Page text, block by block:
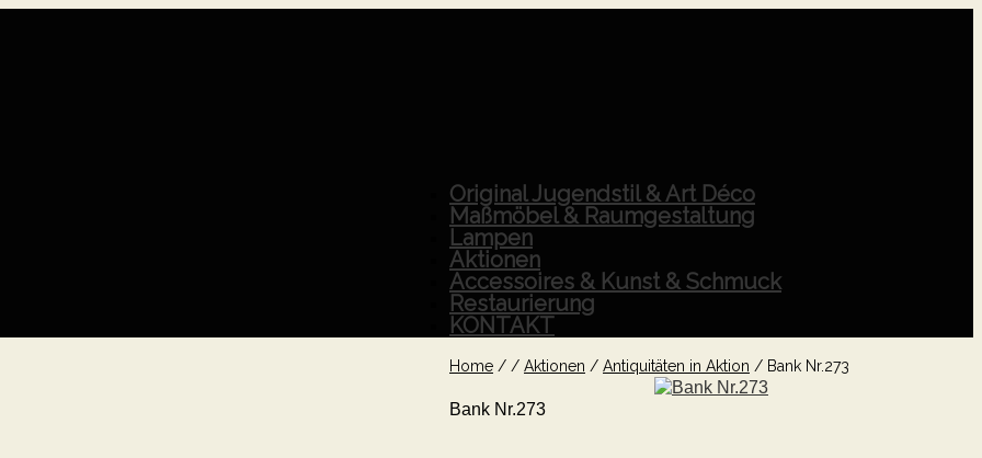
Original Jugendstil & Art Déco
Maßmöbel & Raumgestaltung
Lampen
Aktionen
Accessoires & Kunst & Schmuck
Restaurierung
KONTAKT
Home / / Aktionen / Antiquitäten in Aktion / Bank Nr.273
Bank Nr.273